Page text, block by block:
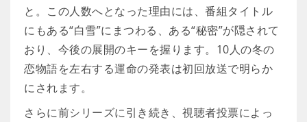
と。この人数へとなった理由には、番組タイトル
にもある“白雪”にまつわる、ある“秘密”が隠されて
おり、今後の展開のキーを握ります。10人の冬の
恋物語を左右する運命の発表は初回放送で明らか
にされます。
さらに前シリーズに引き続き、視聴者投票によっ